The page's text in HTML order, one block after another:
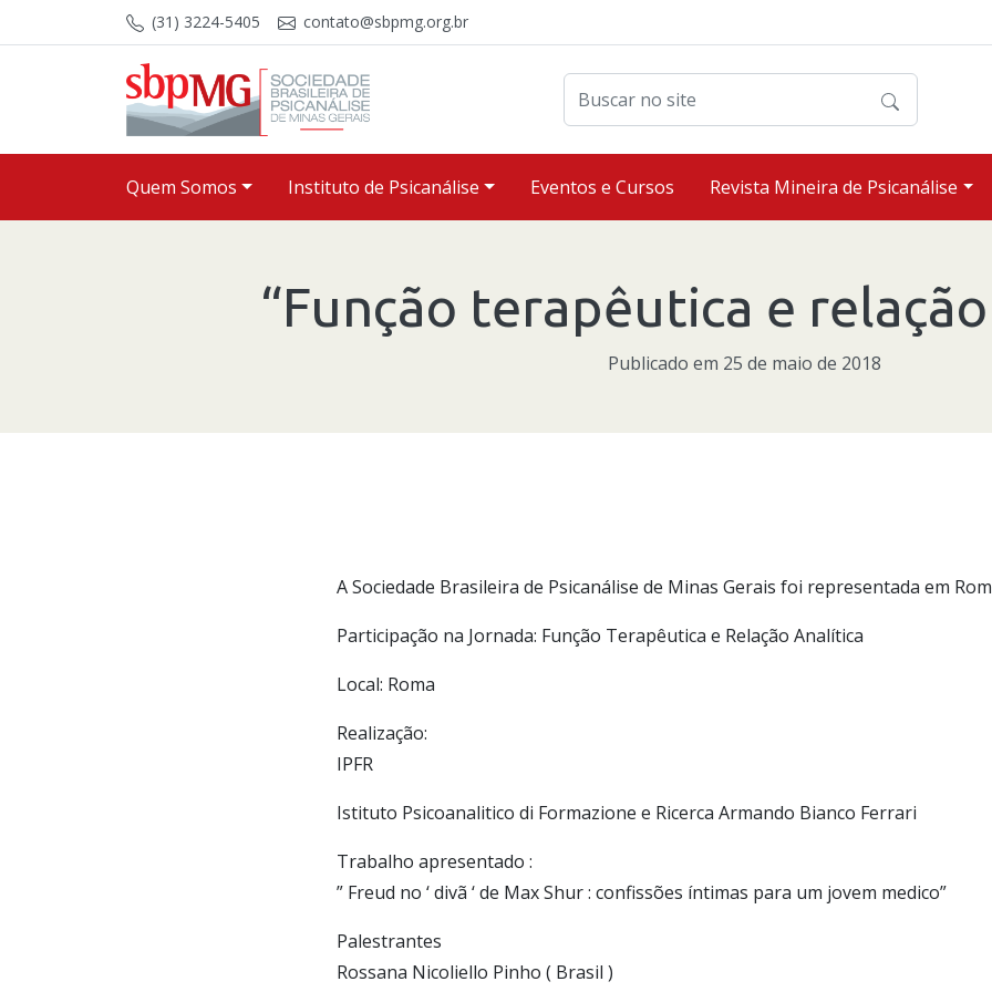
(31) 3224-5405 contato@sbpmg.org.br
Buscar no site
Quem Somos Instituto de Psicanálise Eventos e Cursos Revista Mineira de Psicanálise
“Função terapêutica e
Publicado em 25 de maio de 2018
A Sociedade Brasileira de Psicanálise de Minas Gerais foi representada em
Participação na Jornada: Função Terapêutica e Relação Analítica
Local: Roma
Realização:
IPFR
Istituto Psicoanalitico di Formazione e Ricerca Armando Bianco Ferrari
Trabalho apresentado :
” Freud no ‘ divã ‘ de Max Shur : confissões íntimas para um jovem medico”
Palestrantes
Rossana Nicoliello Pinho ( Brasil )